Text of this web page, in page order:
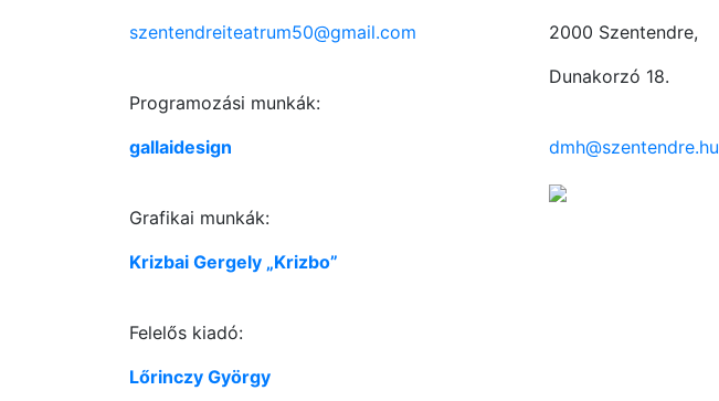
szentendreiteatrum50@gmail.com
Programozási munkák:
gallaidesign
Grafikai munkák:
Krizbai Gergely „Krizbo”
Felelős kiadó:
Lőrinczy György
2000 Szentendre,
Dunakorzó 18.
dmh@szentendre.hu